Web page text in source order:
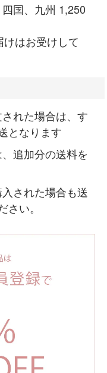
国、九州 1,250
はお受けして
れた場合は、す
となります
追加分の送料を
された場合も送
い。